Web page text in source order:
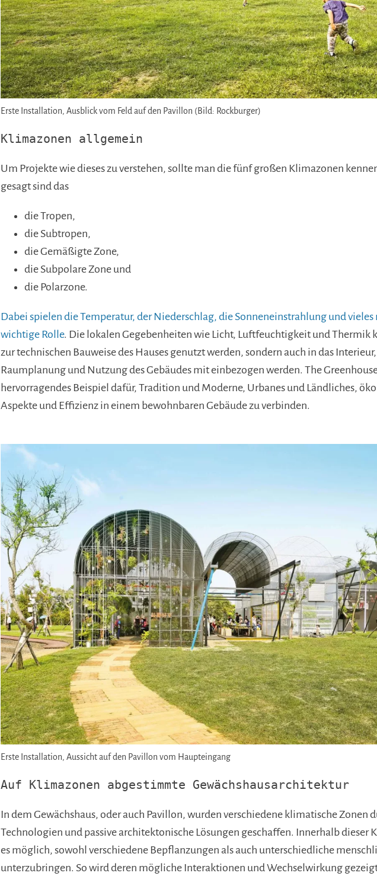
Erste Installation, Ausblick vom Feld auf den Pavillon (Bild: Rockburger)
Klimazonen allgemein
Um Projekte wie dieses zu verstehen, sollte man die fünf großen Klimazonen
gesagt sind das
die Tropen,
die Subtropen,
die Gemäßigte Zone,
die Subpolare Zone und
die Polarzone.
Dabei spielen die Temperatur, der Niederschlag, die Sonneneinstrahlung und vieles
wichtige Rolle. Die lokalen Gegebenheiten wie Licht, Luftfeuchtigkeit und Thermik
zur technischen Bauweise des Hauses genutzt werden, sondern auch in das
Raumplanung und Nutzung des Gebäudes mit einbezogen werden. The
hervorragendes Beispiel dafür, Tradition und Moderne, Urbanes und Ländliches,
Aspekte und Effizienz in einem bewohnbaren Gebäude zu verbinden.
Erste Installation, Aussicht auf den Pavillon vom Haupteingang
Auf Klimazonen abgestimmte Gewächshausarchitektur
In dem Gewächshaus, oder auch Pavillon, wurden verschiedene klimatische Zonen
Technologien und passive architektonische Lösungen geschaffen. Innerhalb dieser
es möglich, sowohl verschiedene Bepflanzungen als auch unterschiedliche
unterzubringen. So wird deren mögliche Interaktionen und Wechselwirkung